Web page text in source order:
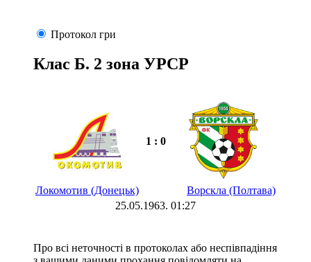
Протокол гри
Клас Б. 2 зона УРСР
1 : 0
Локомотив (Донецьк)
Ворскла (Полтава)
25.05.1963. 01:27
Про всі неточності в протоколах або неспівпадіння